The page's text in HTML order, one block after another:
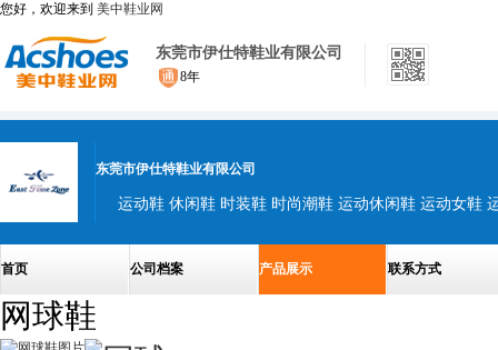
您好，欢迎来到 美中鞋业网
东莞市伊仕特鞋业有限公司
8年
东莞市伊仕特鞋业有限公司
首页 公司档案 产品展示 联系方式
网球鞋